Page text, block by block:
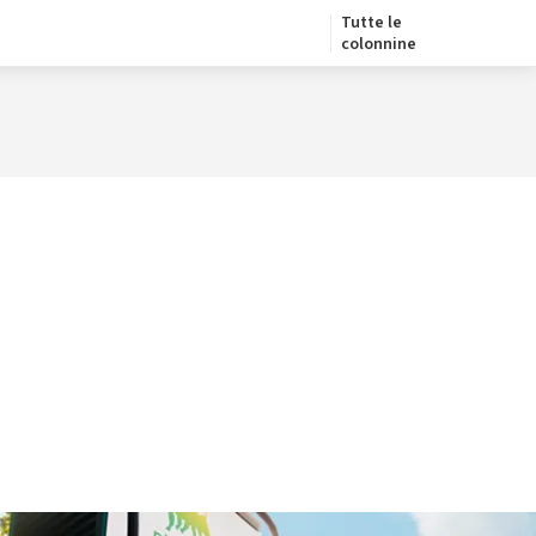
Tutte le
colonnine